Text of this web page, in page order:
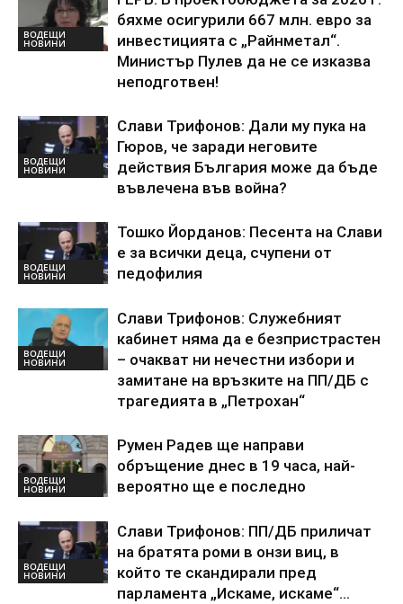
ВОДЕЩИ
НОВИНИ
бяхме осигурили 667 млн. евро за
инвестицията с „Райнметал“.
Министър Пулев да не се изказва
неподготвен!
ВОДЕЩИ
НОВИНИ
Слави Трифонов: Дали му пука на
Гюров, че заради неговите
действия България може да бъде
въвлечена във война?
ВОДЕЩИ
НОВИНИ
Тошко Йорданов: Песента на Слави
е за всички деца, счупени от
педофилия
ВОДЕЩИ
НОВИНИ
Слави Трифонов: Служебният
кабинет няма да е безпристрастен
– очакват ни нечестни избори и
замитане на връзките на ПП/ДБ с
трагедията в „Петрохан“
ВОДЕЩИ
НОВИНИ
Румен Радев ще направи
обръщение днес в 19 часа, най-
вероятно ще е последно
ВОДЕЩИ
НОВИНИ
Слави Трифонов: ПП/ДБ приличат
на братята роми в онзи виц, в
който те скандирали пред
парламента „Искаме, искаме“…